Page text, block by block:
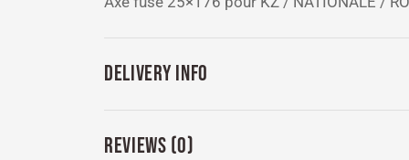
DELIVERY INFO
REVIEWS (0)